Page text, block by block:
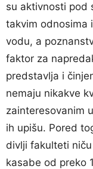
su aktivnosti pod
takvim odnosima
vodu, a
faktor za
predstavlja i
nemaju nikakve
zainteresovanim
ih upišu. Pored
divlji fakulteti
kasabe od preko